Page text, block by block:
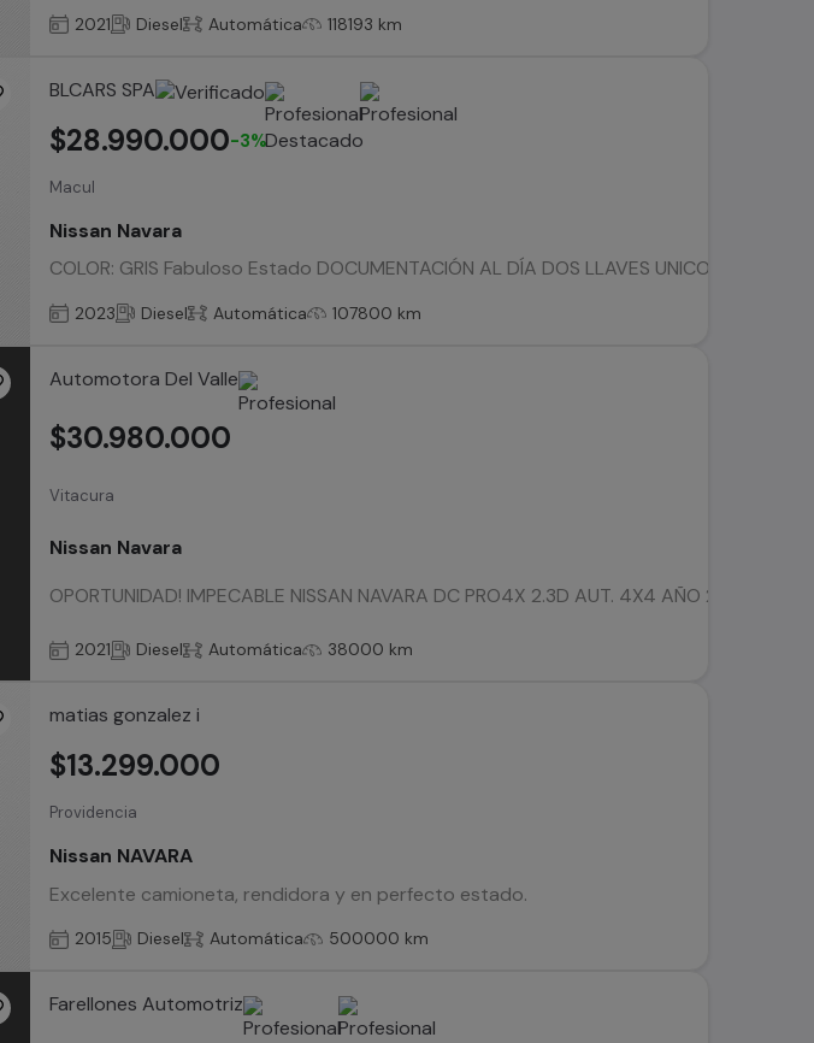
2021 Diesel Automática 118193 km
BLCARS SPA
Macul
Nissan Navara
COLOR: GRIS Fabuloso Estado DOCUMENTACIÓN AL DÍA DOS LLAVES UNICO
$28.990.000-3%
2023 Diesel Automática 107800 km
Automotora Del Valle
Vitacura
Nissan Navara
OPORTUNIDAD! IMPECABLE NISSAN NAVARA DC PRO4X 2.3D AUT. 4X4 AÑO 2021,
$30.980.000
2021 Diesel Automática 38000 km
matias gonzalez i
Providencia
Nissan NAVARA
Excelente camioneta, rendidora y en perfecto estado.
$13.299.000
2015 Diesel Automática 500000 km
Farellones Automotriz